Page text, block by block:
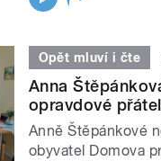
Opět mluví i čte
Anna
opravdové
Anně Štěpánkové
obyvatel Domova